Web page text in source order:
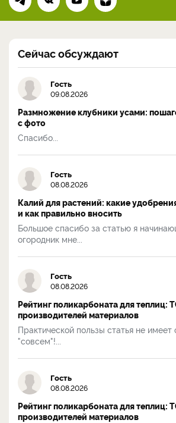
Сейчас обсуждают
Гость
09.08.2026
Размножение клубники усами:
с фото
Спасибо...
Гость
08.08.2026
Калий для растений: какие
и как правильно вносить
Большое спасибо за статью я
огородник мне...
Гость
08.08.2026
Рейтинг поликарбоната для теплиц:
производителей материалов
Практической пользы статья не имеет
"совсем"!...
Гость
08.08.2026
Рейтинг поликарбоната для теплиц:
производителей материалов